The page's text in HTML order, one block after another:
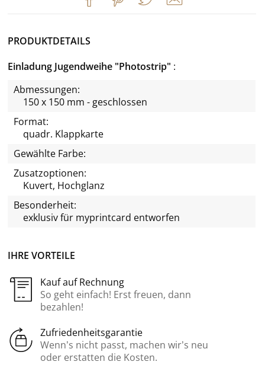
IHRE VORTEILE
Kauf auf Rechnung
So geht einfach! Erst freuen, dann
bezahlen!
Zufriedenheitsgarantie
Wenn’s nicht passt, machen wir’s neu
oder erstatten die Kosten.
PRODUKTDETAILS
Einladung Jugendweihe "Photostrip"
Abmessungen:
150 x 150 mm - geschlossen
Format:
quadr. Klappkarte
Gewählte Farbe:
Zusatzoptionen:
Kuvert, Hochglanz
Besonderheit:
exklusiv für myprintcard entworfen